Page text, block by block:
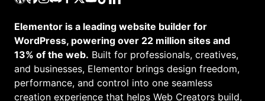
Elementor is a leading website builder for
WordPress, powering over 22 million sites and
13% of the web. Built for professionals, creatives,
and businesses, Elementor brings design freedom,
performance, and control into one seamless
creation experience that helps Web Creators build,